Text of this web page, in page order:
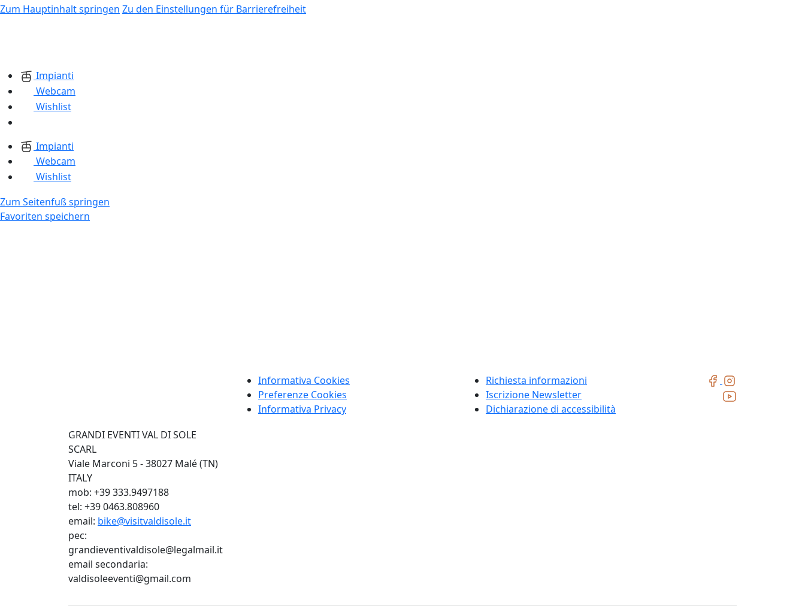
Zum Hauptinhalt springen Zu den Einstellungen für Barrierefreiheit
Impianti
Webcam
Wishlist
Impianti
Webcam
Wishlist
Zum Seitenfuß springen
Favoriten speichern
GRANDI EVENTI VAL DI SOLE
SCARL
Viale Marconi 5 - 38027 Malé (TN)
ITALY
mob: +39 333.9497188
tel: +39 0463.808960
email: bike@visitvaldisole.it
pec:
grandieventivaldisole@legalmail.it
email secondaria:
valdisoleeventi@gmail.com
Informativa Cookies
Preferenze Cookies
Informativa Privacy
Richiesta informazioni
Iscrizione Newsletter
Dichiarazione di accessibilità